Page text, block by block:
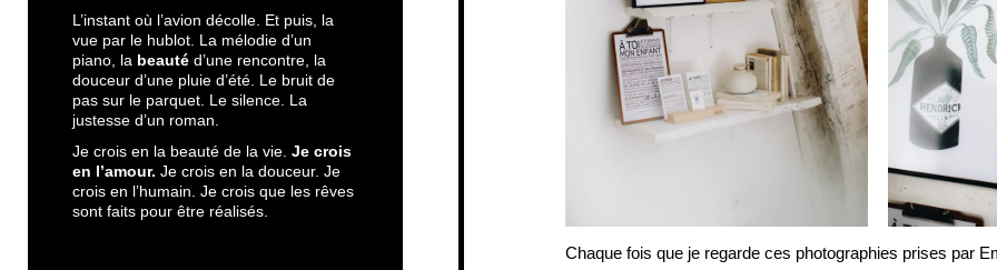
L’instant où l’avion décolle. Et puis, la
vue par le hublot. La mélodie d’un
piano, la beauté d’une rencontre, la
douceur d’une pluie d’été. Le bruit de
pas sur le parquet. Le silence. La
justesse d’un roman.
Je crois en la beauté de la vie. Je crois
en l’amour. Je crois en la douceur. Je
crois en l’humain. Je crois que les rêves
sont faits pour être réalisés.
Chaque fois que je regarde ces photographies prises par